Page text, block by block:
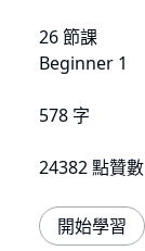
26 節課
Beginner 1
578 字
24382 點贊數
開始學習